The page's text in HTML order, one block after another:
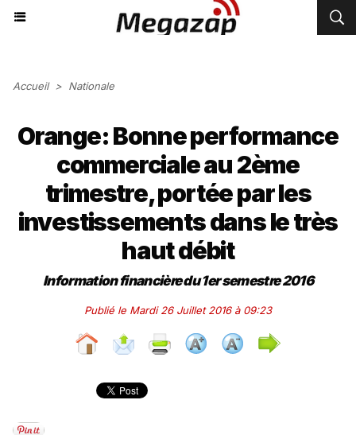
Accueil > Nationale
Orange: Bonne performance
commerciale au 2ème
trimestre, portée par les
investissements dans le très
haut débit
Information financière du 1er semestre 2016
Publié le Mardi 26 Juillet 2016 à 09:23